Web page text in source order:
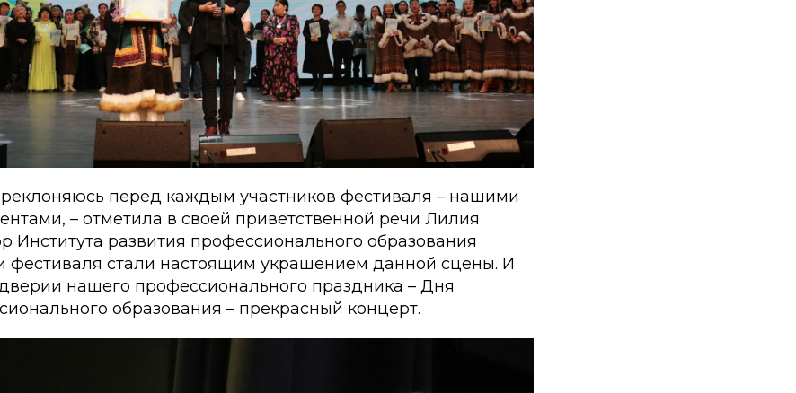
перед каждым участников фестиваля – нашими
– отметила в своей приветственной речи Лилия
Института развития профессионального образования
фестиваля стали настоящим украшением данной сцены. И
нашего профессионального праздника – Дня
образования – прекрасный концерт.